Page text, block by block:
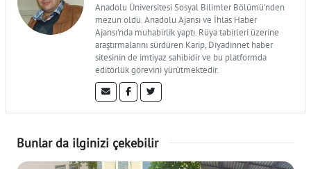
Anadolu Üniversitesi Sosyal Bilimler Bölümü'nden
mezun oldu. Anadolu Ajansı ve İhlas Haber
Ajansı'nda muhabirlik yaptı. Rüya tabirleri üzerine
araştırmalarını sürdüren Karip, Diyadinnet haber
sitesinin de imtiyaz sahibidir ve bu platformda
editörlük görevini yürütmektedir.
Bunlar da ilginizi çekebilir